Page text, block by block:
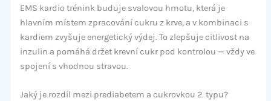
EMS kardio trénink buduje svalovou hmotu, která je
hlavním místem zpracování cukru z krve, a v kombinaci s
kardiem zvyšuje energetický výdej. To zlepšuje citlivost na
inzulin a pomáhá držet krevní cukr pod kontrolou — vždy ve
spojení s vhodnou stravou.
Jaký je rozdíl mezi prediabetem a cukrovkou 2. typu?